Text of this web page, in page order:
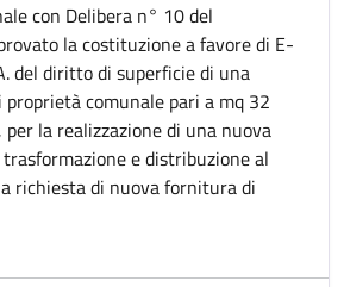
con Delibera n° 10 del
la costituzione a favore di E-
del diritto di superficie di una
proprietà comunale pari a mq 32
la realizzazione di una nuova
e distribuzione al
richiesta di nuova fornitura di